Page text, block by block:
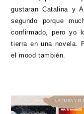
gustaran Catalina y
segundo porque
confirmado, pero yo
tierra en una novela.
el mood también.